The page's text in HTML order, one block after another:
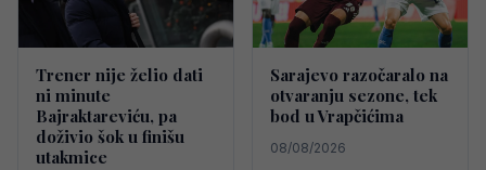
Trener nije želio dati
ni minute
Bajraktareviću, pa
doživio šok u finišu
utakmice
Sarajevo razočaralo na
otvaranju sezone, tek
bod u Vrapčićima
08/08/2026